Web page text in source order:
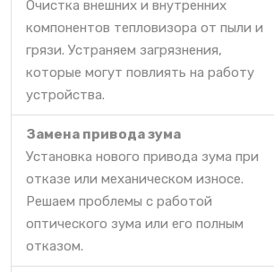
Очистка внешних и внутренних
компонентов тепловизора от пыли и
грязи. Устраняем загрязнения,
которые могут повлиять на работу
устройства.
Замена привода зума
Установка нового привода зума при
отказе или механическом износе.
Решаем проблемы с работой
оптического зума или его полным
отказом.